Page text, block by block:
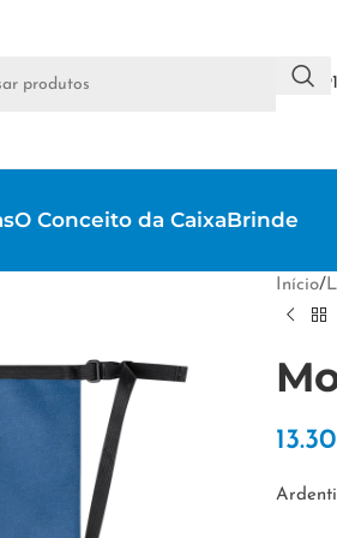
+351
O Conceito da CaixaBrinde
Início/
13.30